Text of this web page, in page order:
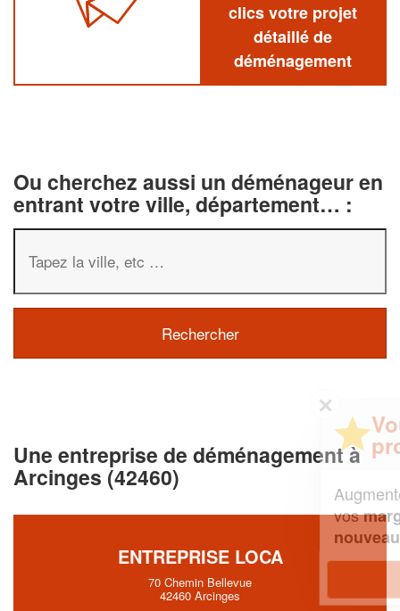
clics votre projet
détaillé de
déménagement
Ou cherchez aussi un déménageur en
entrant votre ville, département… :
Une entreprise de déménagement à
Arcinges (42460)
ENTREPRISE LOCA
70 Chemin Bellevue
42460 Arcinges
professionnel ?
Augmentez votre chiffre d'affaireset
vosmargestout en gagnant de
En savoir plus